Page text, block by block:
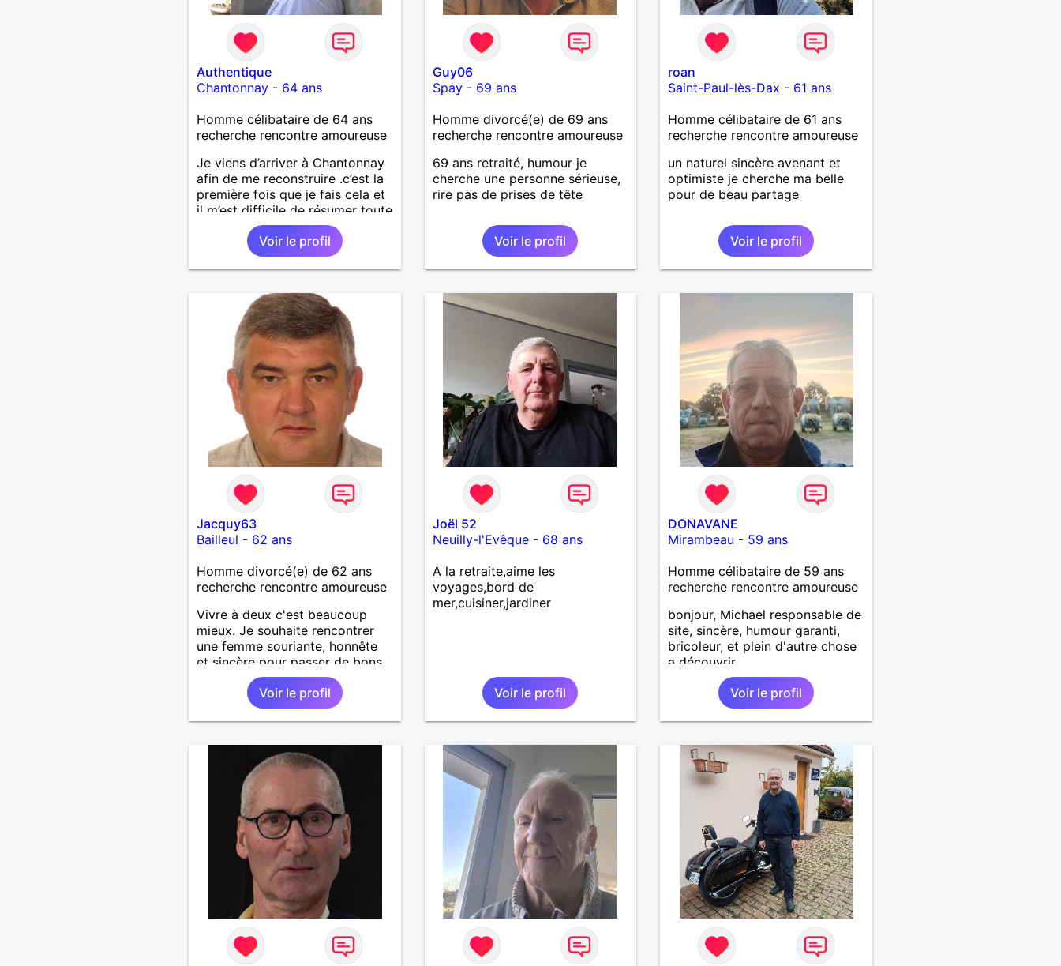
Authentique
Chantonnay- 64 ans
Homme célibataire de 64 ans
recherche rencontre amoureuse
Je viens d’arriver à Chantonnay
afin de me reconstruire .c’est la
première fois que je fais cela et
il m’est difficile de résumer toute
une vie.je suis à la retraite et
aujourd’hui c’est mon
anniversaire !J’aimerais
rencontrer quelqu’un qui partage
quelqu’un un être humain
Voir le profil
Guy06
Spay- 69 ans
Homme divorcé(e) de 69 ans
recherche rencontre amoureuse
69 ans retraité, humour je
cherche une personne sérieuse,
rire pas de prises de tête
Voir le profil
roan
Saint-Paul-lès-Dax - 61 ans
Homme célibataire de 61 ans
recherche rencontre amoureuse
un naturel sincère avenant et
optimiste je cherche ma belle
pour de beau partage
Voir le profil
Jacquy63
Bailleul - 62 ans
Homme divorcé(e) de 62 ans
recherche rencontre amoureuse
Vivre à deux c'est beaucoup
mieux. Je souhaite rencontrer
une femme souriante, honnête
et sincère pour passer de bons
moments, qui aime plaisanter, se
balader et partager, je le
souhaite, notre complicité.
J'aime beaucoup les chantiers
se relaxer, se détendre et
finalement prendre du bon
temps. C'est difficile de tout
dire en quelques lignes. En
revanche, vous pouvez me
contacter pour avoir plus
d'informations. A bientôt
Voir le profil
Joël 52
Neuilly-l'Evêque- 68 ans
A la retraite,aime les
voyages,bord de
mer,cuisiner,jardiner
Voir le profil
DONAVANE
Mirambeau - 59 ans
Homme célibataire de 59 ans
recherche rencontre amoureuse
bonjour, Michael responsable de
site, sincère, humour garanti,
bricoleur, et plein d'autre chose
a découvrir
Voir le profil